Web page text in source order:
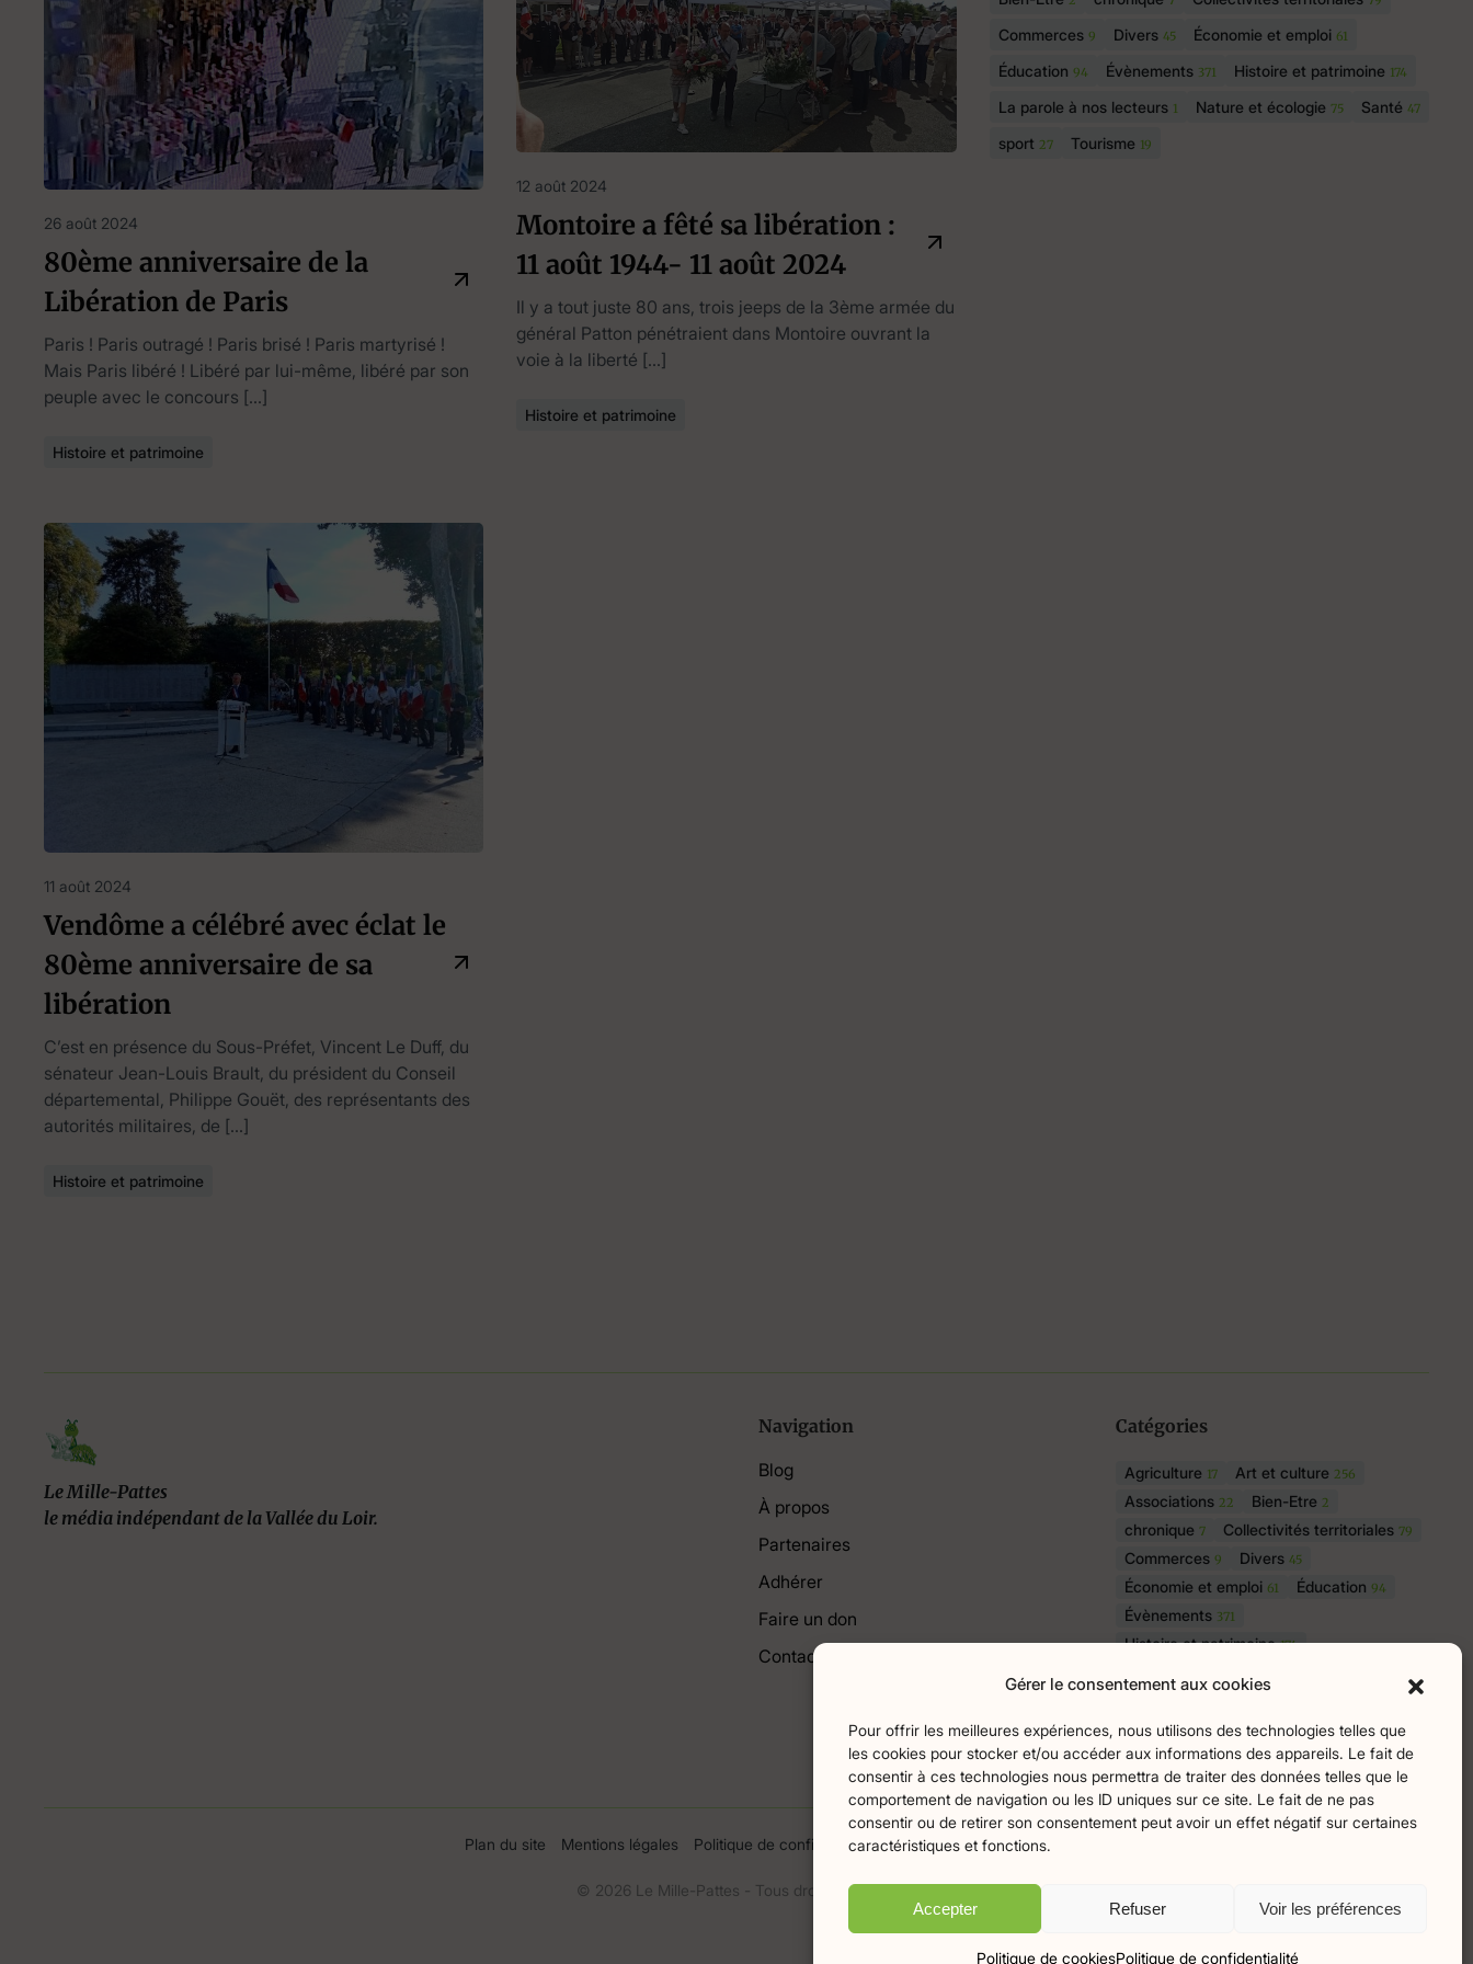
Gérer le consentement aux cookies
Pour offrir les meilleures expériences, nous utilisons des technologies telles que
les cookies pour stocker et/ou accéder aux informations des appareils. Le fait de
consentir à ces technologies nous permettra de traiter des données telles que le
comportement de navigation ou les ID uniques sur ce site. Le fait de ne pas
consentir ou de retirer son consentement peut avoir un effet négatif sur certaines
caractéristiques et fonctions.
Accepter Refuser Voir les préférences
Politique de cookiesPolitique de confidentialité
26 août 2024
80ème anniversaire de la
Libération de Paris
Paris ! Paris outragé ! Paris brisé ! Paris martyrisé !
Mais Paris libéré ! Libéré par lui-même, libéré par son
peuple avec le concours […]
Histoire et patrimoine
12 août 2024
Montoire a fêté sa libération :
11 août 1944- 11 août 2024
Il y a tout juste 80 ans, trois jeeps de la 3ème armée du
général Patton pénétraient dans Montoire ouvrant la
voie à la liberté […]
Histoire et patrimoine
11 août 2024
Vendôme a célébré avec éclat le
80ème anniversaire de sa
libération
C’est en présence du Sous-Préfet, Vincent Le Duff, du
sénateur Jean-Louis Brault, du président du Conseil
départemental, Philippe Gouët, des représentants des
autorités militaires, de […]
Histoire et patrimoine
Commerces 9 Divers 45 Économie et emploi 61
Éducation 94 Évènements 371 Histoire et patrimoine 174
La parole à nos lecteurs 1 Nature et écologie 75 Santé 47
sport 27 Tourisme 19
Le Mille-Pattes
le média indépendant de la Vallée du Loir.
Navigation
Blog
À propos
Partenaires
Adhérer
Faire un don
Contact
Catégories
Agriculture 17 Art et culture 256
Associations 22 Bien-Etre 2
chronique 7 Collectivités territoriales 79
Commerces 9 Divers 45
Économie et emploi 61 Éducation 94
Évènements 371
Histoire et patrimoine174
sport27 Tourisme19
Plan du site Mentions légales Politique de confidentialité Crédits Flamingo
© 2026 Le Mille-Pattes - Tous droits réservés